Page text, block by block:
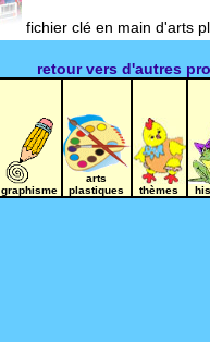
fichier clé en main d'arts
retour vers d'autres
graphisme
arts
plastiques
thèmes